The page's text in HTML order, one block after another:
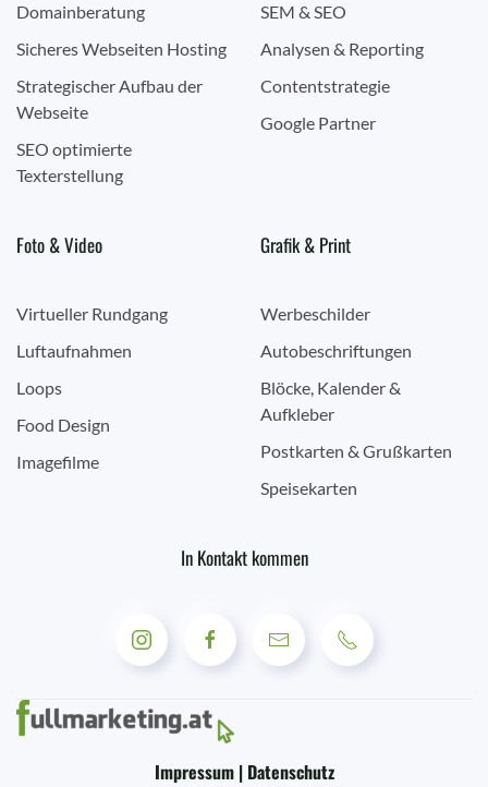
Domainberatung
Sicheres Webseiten Hosting
Strategischer Aufbau der
Webseite
SEO optimierte
Texterstellung
SEM & SEO
Analysen & Reporting
Contentstrategie
Google Partner
Foto & Video
Virtueller Rundgang
Luftaufnahmen
Loops
Food Design
Imagefilme
Grafik & Print
Werbeschilder
Autobeschriftungen
Blöcke, Kalender &
Aufkleber
Postkarten & Grußkarten
Speisekarten
In Kontakt kommen
Impressum | Datenschutz